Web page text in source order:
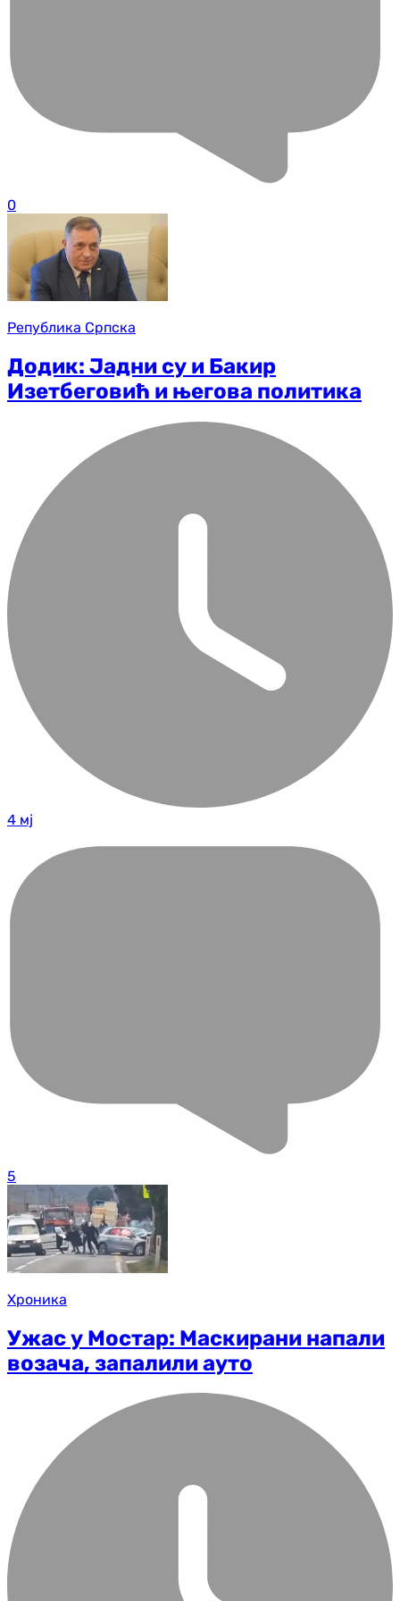
0
Република Српска
Додик: Јадни су и Бакир
Изетбеговић и његова политика
4 мј
5
Хроника
Ужас у Мостар: Маскирани напали
возача, запалили ауто